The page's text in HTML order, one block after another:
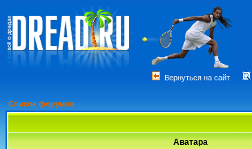
Вернуться на сайт
Список форумов
Аватара